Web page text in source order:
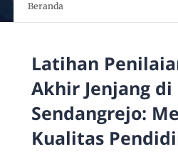
Beranda
Latihan
Akhir Jenjang di
Sendangrejo:
Kualitas